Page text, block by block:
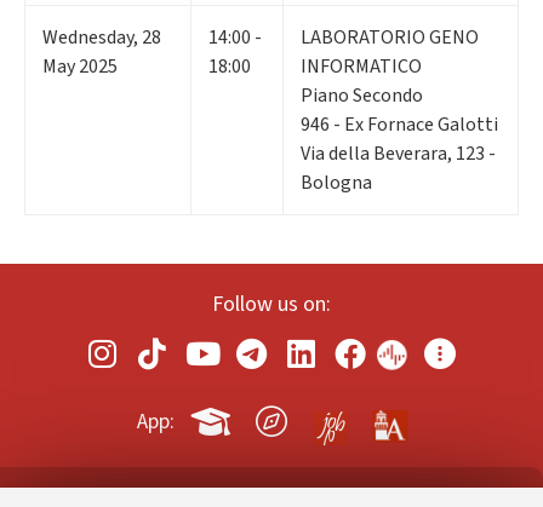
Wednesday, 28
May 2025
14:00 -
18:00
LABORATORIO GENO
INFORMATICO
Piano Secondo
946 - Ex Fornace Galotti
Via della Beverara, 123 -
Bologna
Follow us on:
App: